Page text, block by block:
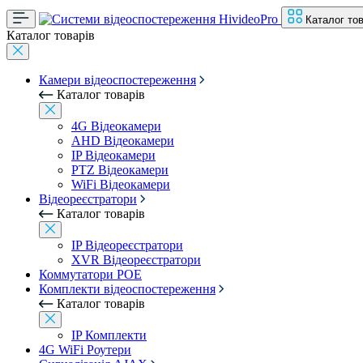
Каталог
Каталог товарів
Камери відеоспостереження
Каталог товарів
4G Відеокамери
AHD Відеокамери
IP Відеокамери
PTZ Відеокамери
WiFi Відеокамери
Відеореєстратори
Каталог товарів
IP Відеореєстратори
XVR Відеореєстратори
Коммутатори POE
Комплекти відеоспостереження
Каталог товарів
IP Комплекти
4G WiFi Роутери